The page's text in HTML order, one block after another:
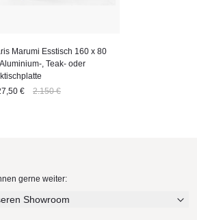
Marumi Esstisch 160 x 80
, Teak- oder
€ 2.150 €
gerne weiter:
Showroom